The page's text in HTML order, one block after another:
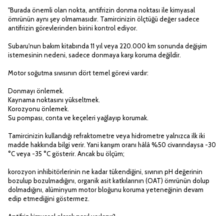
"Burada önemli olan nokta, antifrizin donma noktası ile kimyasal
ömrünün aynı şey olmamasıdır. Tamircinizin ölçtüğü değer sadece
antifrizin görevlerinden birini kontrol ediyor.
Subaru'nun bakım kitabında 11 yıl veya 220.000 km sonunda değişim
istemesinin nedeni, sadece donmaya karşı koruma değildir.
Motor soğutma sıvısının dört temel görevi vardır:
Donmayı önlemek.
Kaynama noktasını yükseltmek.
Korozyonu önlemek.
Su pompası, conta ve keçeleri yağlayıp korumak.
Tamircinizin kullandığı refraktometre veya hidrometre yalnızca ilk iki
madde hakkında bilgi verir. Yani karışım oranı hâlâ %50 civarındaysa -30
°C veya -35 °C gösterir. Ancak bu ölçüm;
korozyon inhibitörlerinin ne kadar tükendiğini, sıvının pH değerinin
bozulup bozulmadığını, organik asit katkılarının (OAT) ömrünün dolup
dolmadığını, alüminyum motor bloğunu koruma yeteneğinin devam
edip etmediğini göstermez.